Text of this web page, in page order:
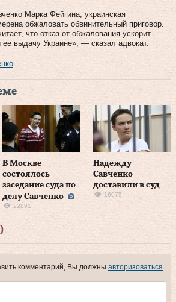
Марка Фейгина, украинская
обжаловать обвинительный приговор.
что отказ от обжалования ускорит
ее выдачу Украине», — сказал адвокат.
В Москве
состоялось
заседание суда по
делу Савченко
22891
Надежду
Савченко
доставили в суд
16075
комментарий, Вы должны авторизоваться.